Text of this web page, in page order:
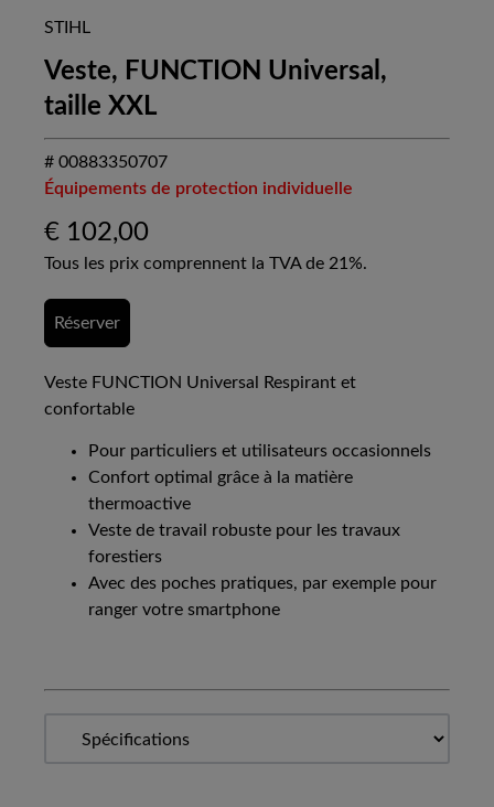
STIHL
Veste, FUNCTION Universal,
taille XXL
# 00883350707
Équipements de protection individuelle
€ 102,00
Tous les prix comprennent la TVA de 21%.
Réserver
Veste FUNCTION Universal Respirant et
confortable
Pour particuliers et utilisateurs occasionnels
Confort optimal grâce à la matière
thermoactive
Veste de travail robuste pour les travaux
forestiers
Avec des poches pratiques, par exemple pour
ranger votre smartphone